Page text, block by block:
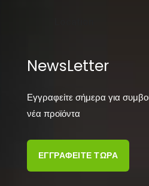
NewsLetter
Εγγραφείτε σήμερα για
νέα προϊόντα
ΕΓΓΡΑΦΕΙΤΕ ΤΩΡΑ